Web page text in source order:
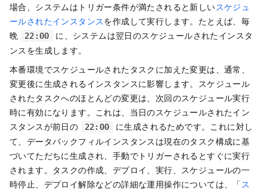
場合、システムはトリガー条件が満たされると新しいスケジュ
ールされたインスタンスを作成して実行します。たとえば、毎
晩
22:00
に、システムは翌日のスケジュールされたインスタ
ンスを生成します。
本番環境でスケジュールされたタスクに加えた変更は、通常、
変更後に生成されるインスタンスに影響します。スケジュール
されたタスクへのほとんどの変更は、次回のスケジュール実行
時に有効になります。これは、当日のスケジュールされたイン
スタンスが前日の
22:00
に生成されるためです。これに対し
て、データバックフィルインスタンスは現在のタスク構成に基
づいてただちに生成され、手動でトリガーされるとすぐに実行
されます。タスクの作成、デプロイ、実行、スケジュールの一
時停止、デプロイ解除などの詳細な運用操作については、「ス